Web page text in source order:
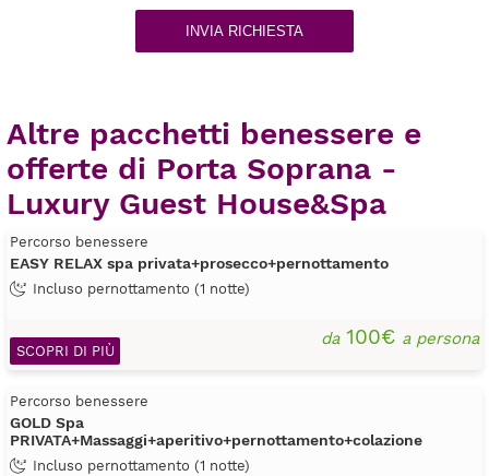
INVIA RICHIESTA
Altre pacchetti benessere e
offerte di Porta Soprana -
Luxury Guest House&Spa
Percorso benessere
EASY RELAX spa privata+prosecco+pernottamento
Incluso pernottamento (1 notte)
da100€ a persona
SCOPRI DI PIÙ
Percorso benessere
GOLD Spa
PRIVATA+Massaggi+aperitivo+pernottamento+colazione
Incluso pernottamento (1 notte)